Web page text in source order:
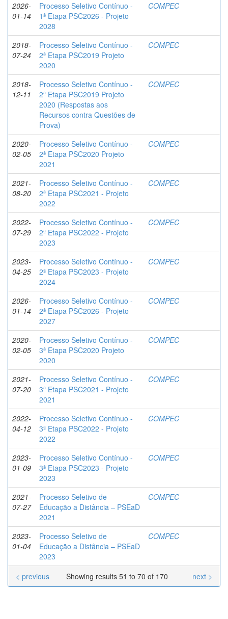
2026-
01-14
Processo Seletivo Contínuo -
1ª Etapa PSC2026 - Projeto
2028
COMPEC
2018-
07-24
Processo Seletivo Contínuo -
2ª Etapa PSC2019 Projeto
2020
COMPEC
2018-
12-11
Processo Seletivo Contínuo -
2ª Etapa PSC2019 Projeto
2020 (Respostas aos
Recursos contra Questões de
Prova)
COMPEC
2020-
02-05
Processo Seletivo Contínuo -
2ª Etapa PSC2020 Projeto
2021
COMPEC
2021-
08-20
Processo Seletivo Contínuo -
2ª Etapa PSC2021 - Projeto
2022
COMPEC
2022-
07-29
Processo Seletivo Contínuo -
2ª Etapa PSC2022 - Projeto
2023
COMPEC
2023-
04-25
Processo Seletivo Contínuo -
2ª Etapa PSC2023 - Projeto
2024
COMPEC
2026-
01-14
Processo Seletivo Contínuo -
2ª Etapa PSC2026 - Projeto
2027
COMPEC
2020-
02-05
Processo Seletivo Contínuo -
3ª Etapa PSC2020 Projeto
2020
COMPEC
2021-
07-20
Processo Seletivo Contínuo -
3ª Etapa PSC2021 - Projeto
2021
COMPEC
2022-
04-12
Processo Seletivo Contínuo -
3ª Etapa PSC2022 - Projeto
2022
COMPEC
2023-
01-09
Processo Seletivo Contínuo -
3ª Etapa PSC2023 - Projeto
2023
COMPEC
2021-
07-27
Processo Seletivo de
Educação a Distância – PSEaD
2021
COMPEC
2023-
01-04
Processo Seletivo de
Educação a Distância – PSEaD
2023
COMPEC
Showing results 51 to 70 of 170
< previous next >